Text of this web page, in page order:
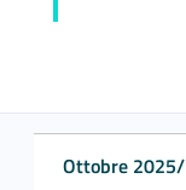
Ottobre